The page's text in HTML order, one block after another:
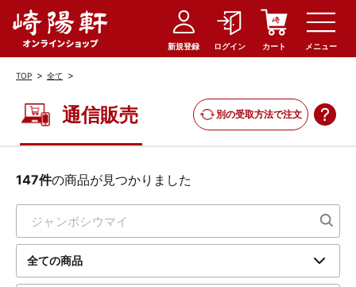
新規登録 ログイン カート メニュー
TOP > 全て >
通信販売 別の受取方法で注文
147件の商品が見つかりました